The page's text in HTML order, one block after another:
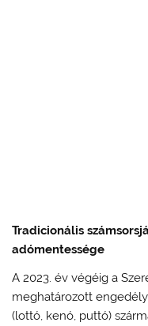
Tradicionális
adómentessége
A 2023. év végéig a
meghatározott
(lottó, kenó, puttó)